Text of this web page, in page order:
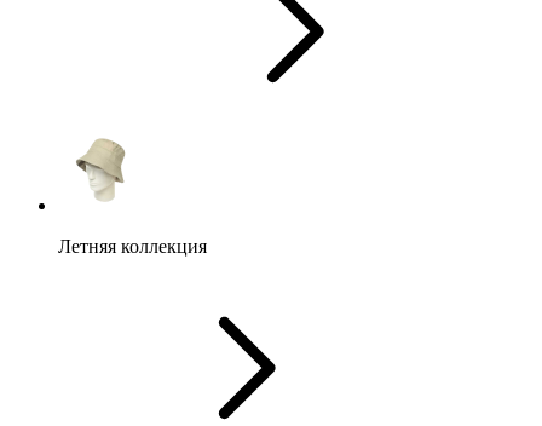
Летняя коллекция